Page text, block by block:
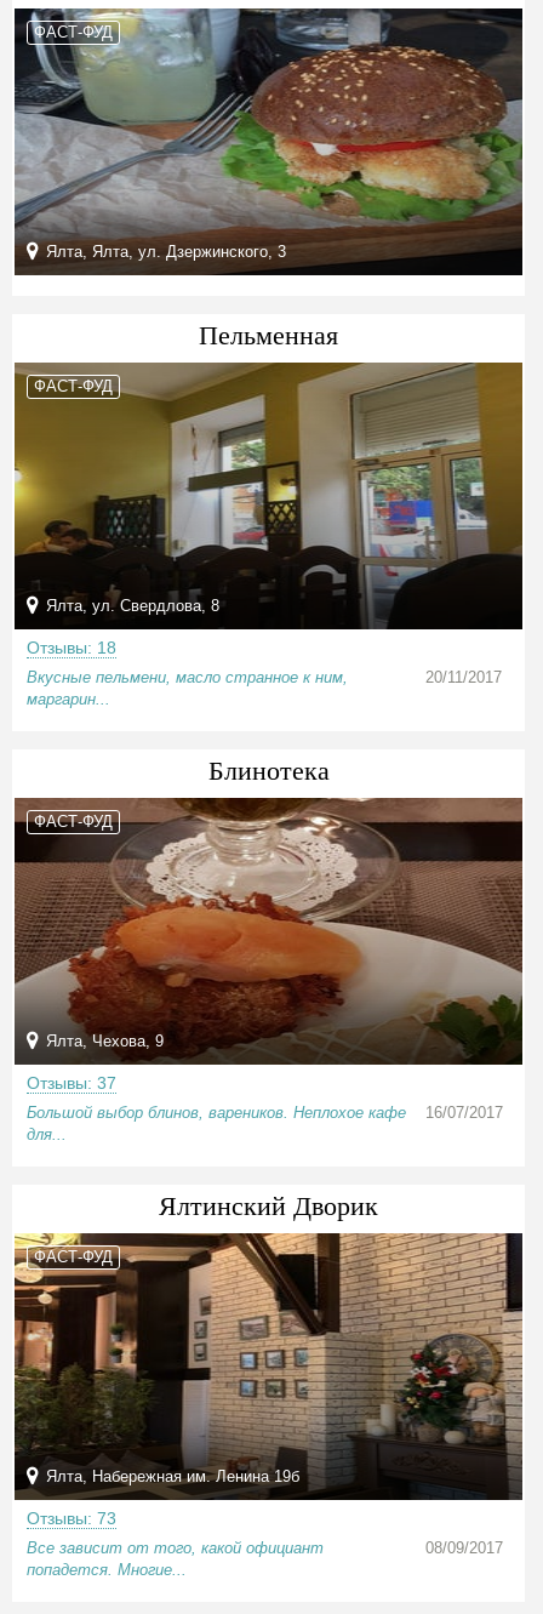
ФАСТ-ФУД
Ялта, Ялта, ул. Дзержинского, 3
Пельменная
ФАСТ-ФУД
Ялта, ул. Свердлова, 8
Отзывы: 18
Вкусные пельмени, масло странное к ним,
маргарин...
20/11/2017
Блинотека
ФАСТ-ФУД
Ялта, Чехова, 9
Отзывы: 37
Большой выбор блинов, вареников. Неплохое кафе
для...
16/07/2017
Ялтинский Дворик
ФАСТ-ФУД
Ялта, Набережная им. Ленина 19б
Отзывы: 73
Все зависит от того, какой официант
попадется. Многие...
08/09/2017